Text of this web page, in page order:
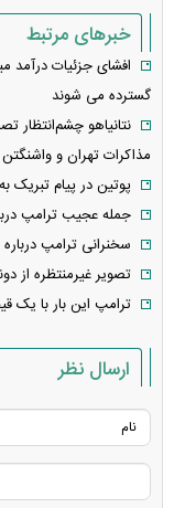
خبرهای مرتبط
افشای جزئیات درآمد
گسترده می شوند
نتانیاهو چشم‌انتظار
مذاکرات تهران و
پوتین در پیام
جمله عجیب ترامپ
سخنرانی ترامپ
تصویر غیرمنتظره از
ترامپ این بار با یک
ارسال نظر